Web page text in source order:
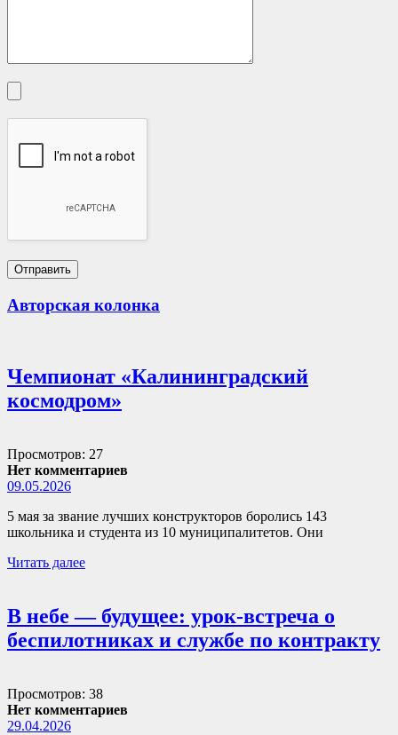
Авторская колонка
Чемпионат «Калининградский
космодром»
Просмотров: 27
Нет комментариев
09.05.2026
5 мая за звание лучших конструкторов боролись 143
школьника и студента из 10 муниципалитетов. Они
Читать далее
В небе — будущее: урок-встреча о
беспилотниках и службе по контракту
Просмотров: 38
Нет комментариев
29.04.2026